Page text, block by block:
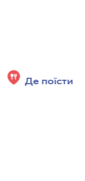
Де поїсти